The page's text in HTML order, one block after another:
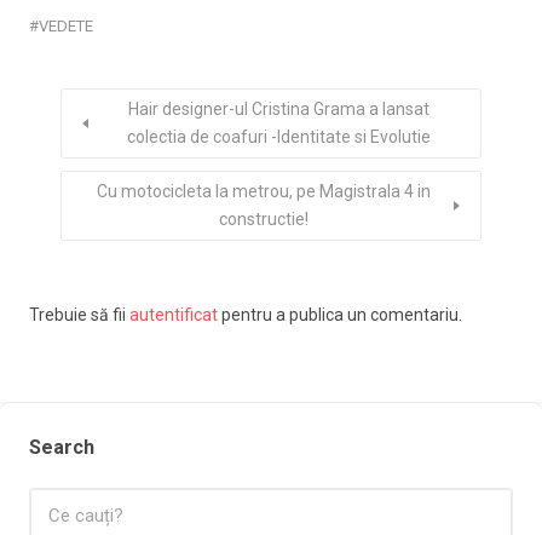
VEDETE
Hair designer-ul ​Cristina Grama a lansat
colectia de coafuri -Identitate si Evolutie
Cu motocicleta la metrou, pe Magistrala 4 in
constructie!
Trebuie să fii autentificatpentru a publica un comentariu.
Search